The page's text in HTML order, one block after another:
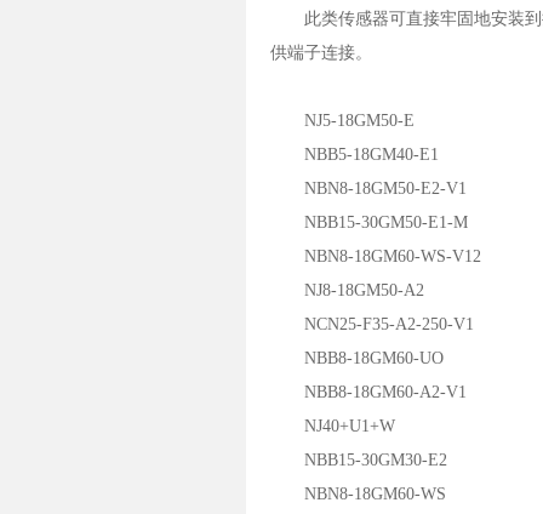
此类传感器可直接牢固地安装到
供端子连接。
NJ5-18GM50-E
NBB5-18GM40-E1
NBN8-18GM50-E2-V1
NBB15-30GM50-E1-M
NBN8-18GM60-WS-V12
NJ8-18GM50-A2
NCN25-F35-A2-250-V1
NBB8-18GM60-UO
NBB8-18GM60-A2-V1
NJ40+U1+W
NBB15-30GM30-E2
NBN8-18GM60-WS